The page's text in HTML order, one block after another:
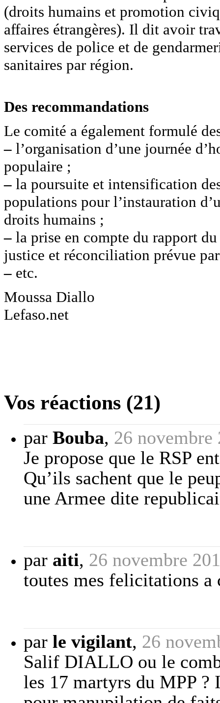
(droits humains et promotion
affaires étrangères). Il dit avoir
services de police et de
sanitaires par région.
Des recommandations
Le comité a également formulé
– l’organisation d’une journée
populaire ;
– la poursuite et intensification
populations pour l’instauration
droits humains ;
– la prise en compte du rapport
justice et réconciliation prévue
– etc.
Moussa Diallo
Lefaso.net
Vos réactions (21)
par Bouba, 26 novembre
Je propose que le RSP
Qu’ils sachent que le
une Armee dite
par aiti, 26 novembre
toutes mes felicitations a
par le vigilant, 26
Salif DIALLO ou le
les 17 martyrs du MPP ?